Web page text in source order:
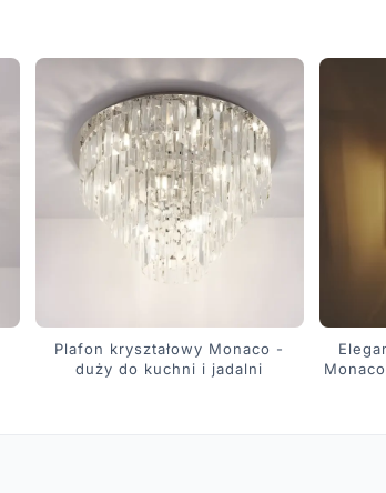
Plafon kryształowy Monaco -
duży do kuchni i jadalni